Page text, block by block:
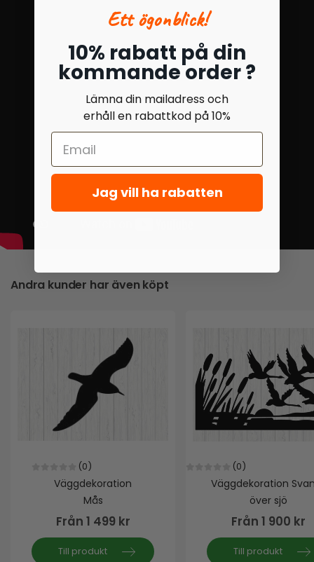
Andra kunder har även köpt
out of 5
(0)
Väggdekoration
Mås
Från 1 499 kr
Till produkt
out of 5
(0)
Väggdekoration
över sjö
Från 1 900 kr
Till produkt
Ett ögonblick!
10% rabatt på din
kommande order ?
Lämna din mailadress och
erhåll en rabattkod på 10%
Jag vill ha rabatten